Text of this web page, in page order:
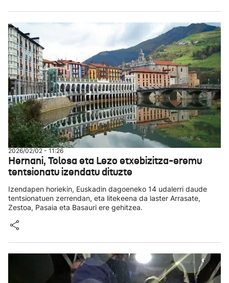
2026/02/02 - 11:26
Hernani, Tolosa eta Lezo etxebizitza-eremu
tentsionatu izendatu dituzte
Izendapen horiekin, Euskadin dagoeneko 14 udalerri daude
tentsionatuen zerrendan, eta litekeena da laster Arrasate,
Zestoa, Pasaia eta Basauri ere gehitzea.